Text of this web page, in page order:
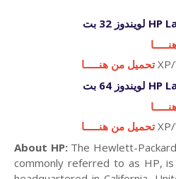
HP لويندوز 32 بت
تحميل من هنـــــا
HP لويندوز 64 بت
تحميل من هنـــــا
About HP:The Hewlett-
commonly referred to as HP,